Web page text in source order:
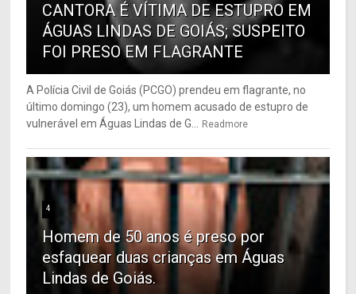
CANTORA É VÍTIMA DE ESTUPRO EM
ÁGUAS LINDAS DE GOIÁS; SUSPEITO
FOI PRESO EM FLAGRANTE
A Polícia Civil de Goiás (PCGO) prendeu em flagrante, no
último domingo (23), um homem acusado de estupro de
vulnerável em Águas Lindas de G...
Readmore
4
Homem de 50 anos é preso por
esfaquear duas crianças em Águas
Lindas de Goiás.